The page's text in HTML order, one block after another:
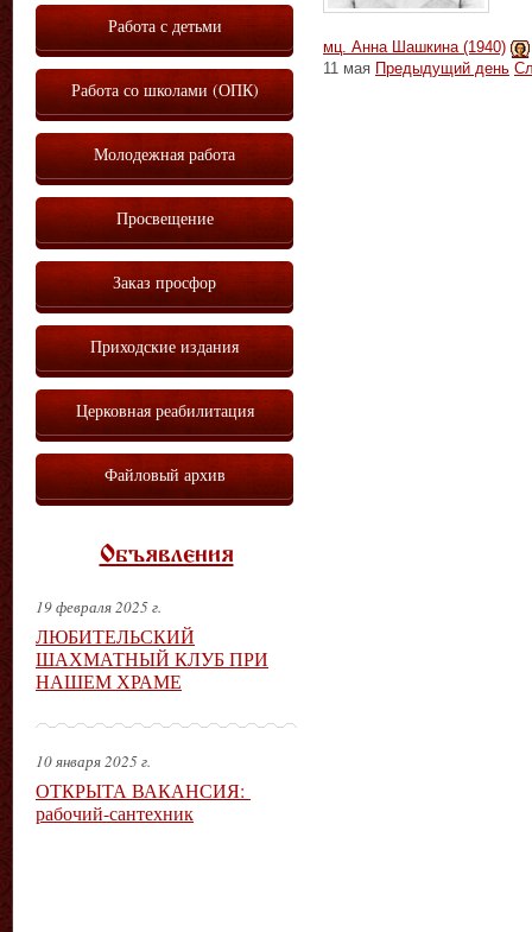
мц. Анна Шашкина (1940)
11 мая Предыдущий день
Работа с детьми
Работа со школами (ОПК)
Молодежная работа
Просвещение
Заказ просфор
Приходские издания
Церковная реабилитация
Файловый архив
Объявления
19 февраля 2025 г.
ЛЮБИТЕЛЬСКИЙ
ШАХМАТНЫЙ КЛУБ ПРИ
НАШЕМ ХРАМЕ
10 января 2025 г.
ОТКРЫТА ВАКАНСИЯ:
рабочий-сантехник